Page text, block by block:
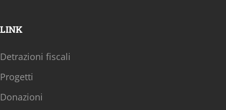
LINK
Detrazioni fiscali
Progetti
Donazioni